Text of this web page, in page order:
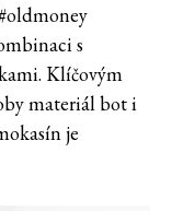
s
Klíčovým
materiál bot i
je